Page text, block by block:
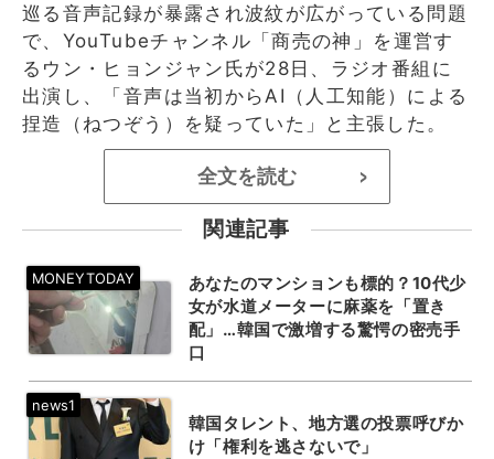
巡る音声記録が暴露され波紋が広がっている問題
で、YouTubeチャンネル「商売の神」を運営す
るウン・ヒョンジャン氏が28日、ラジオ番組に
出演し、「音声は当初からAI（人工知能）による
捏造（ねつぞう）を疑っていた」と主張した。
全文を読む >
関連記事
あなたのマンションも標的？10代少
女が水道メーターに麻薬を「置き
配」…韓国で激増する驚愕の密売手
口
韓国タレント、地方選の投票呼びか
け「権利を逃さないで」